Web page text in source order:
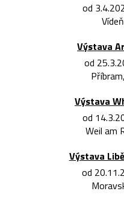
od
Výstava
od
Výstava
od
Weil am
Výstava
od